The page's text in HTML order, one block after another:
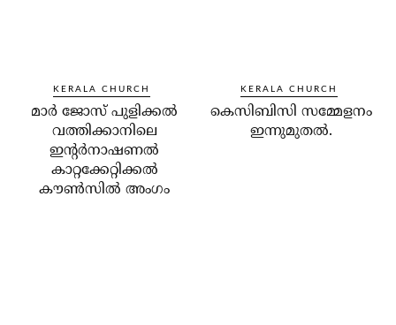
KERALA CHURCH
മാര്‍ ജോസ് പുളിക്കല്‍
വത്തിക്കാനിലെ
ഇന്റര്‍നാഷണല്‍
കാറ്റക്കേറ്റിക്കല്‍
കൗണ്‍സില്‍ അംഗം
KERALA CHURCH
കെസിബിസി സമ്മേളനം
ഇന്നുമുതല്‍.